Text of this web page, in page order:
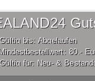
Gültig bis: Abgelaufen
Mindestbestellwert: 80,-
Gültig für: Neu- &